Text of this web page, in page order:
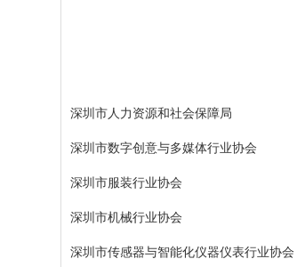
深圳市人力资源和社会保障局
深圳市数字创意与多媒体行业协会
深圳市服装行业协会
深圳市机械行业协会
深圳市传感器与智能化仪器仪表行业协会